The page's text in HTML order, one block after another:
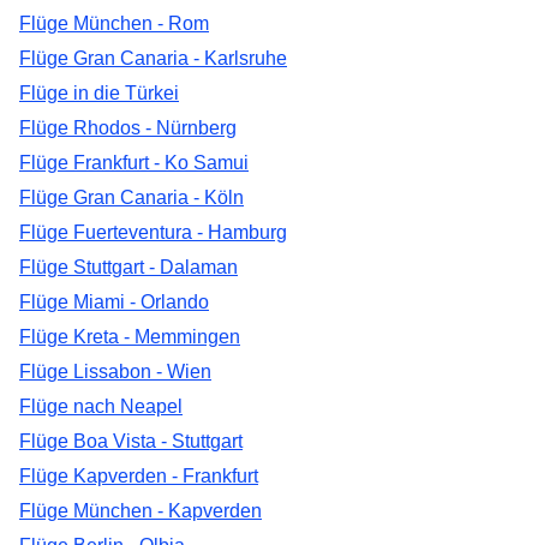
Flüge München - Rom
Flüge Gran Canaria - Karlsruhe
Flüge in die Türkei
Flüge Rhodos - Nürnberg
Flüge Frankfurt - Ko Samui
Flüge Gran Canaria - Köln
Flüge Fuerteventura - Hamburg
Flüge Stuttgart - Dalaman
Flüge Miami - Orlando
Flüge Kreta - Memmingen
Flüge Lissabon - Wien
Flüge nach Neapel
Flüge Boa Vista - Stuttgart
Flüge Kapverden - Frankfurt
Flüge München - Kapverden